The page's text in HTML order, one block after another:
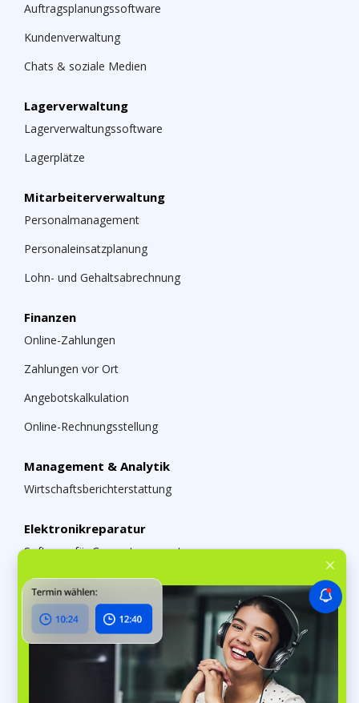
Auftragsplanungssoftware
Kundenverwaltung
Chats & soziale Medien
Lagerverwaltung
Lagerverwaltungssoftware
Lagerplätze
Mitarbeiterverwaltung
Personalmanagement
Personaleinsatzplanung
Lohn- und Gehaltsabrechnung
Finanzen
Online-Zahlungen
Zahlungen vor Ort
Angebotskalkulation
Online-Rechnungsstellung
Management & Analytik
Wirtschaftsberichterstattung
Elektronikreparatur
Software für Computerreparatur
Haushaltsgeräte-Reparatursoftware
Software für Mobilgerätereparatur
Kfz-Gewerbe